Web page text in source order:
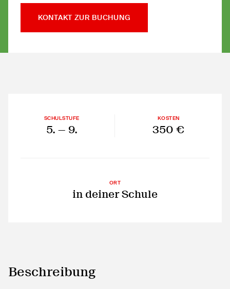
KONTAKT ZUR BUCHUNG
SCHULSTUFE
5. — 9.
KOSTEN
350 €
ORT
in deiner Schule
Beschreibung